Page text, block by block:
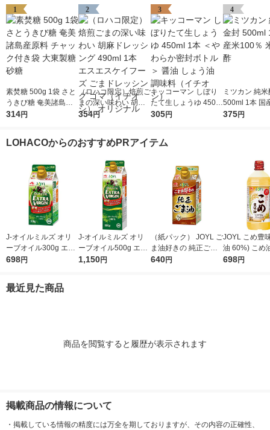
1
素焚糖 500g 1袋 さと
うきび糖 奄美諸島産
原料 チャック付き袋
314円
2
（ロハコ限定）焙煎ご
まの深い味わい 胡麻
ドレッシング 490ml 1
ゴマ（イチオシ） オ
354円
3
キッコーマン しぼり
たて生しょうゆ 450m
l 1本 ＜やわらか密封
シ）
305円
4
ミツカン 純
500ml 1本 国
0％ 米酢 食酢
375円
LOHACOからのおすすめPRアイテム
J-オイルミルズ オリ
ーブオイル300g エキ
ストラバージン スペ
L
698円
J-オイルミルズ オリ
ーブオイル500g エキ
ストラバージン スペ
1,150円
（紙パック） JOYL ご
ま油好きの 純正ごま
油 300g 1本 味の素 J-
640円
JOYL こめ豊
油 60%) こめ油 ブレ
ンド 味の素
698円
最近見た商品
商品を閲覧すると履歴が表示されます
掲載商品の情報について
・ 掲載している情報の精度には万全を期しておりますが、その内容の正確性、